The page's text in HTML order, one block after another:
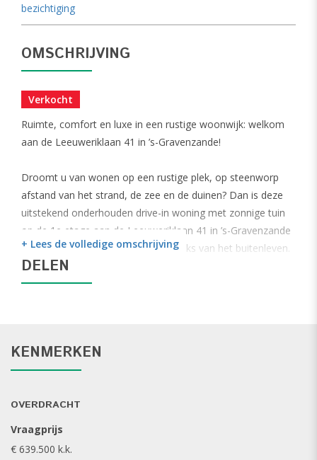
bezichtiging
OMSCHRIJVING
Verkocht
Ruimte, comfort en luxe in een rustige woonwijk: welkom
aan de Leeuweriklaan 41 in ’s-Gravenzande!
Droomt u van wonen op een rustige plek, op steenworp
afstand van het strand, de zee en de duinen? Dan is deze
uitstekend onderhouden drive-in woning met zonnige tuin
op de 1e etage aan de Leeuweriklaan 41 in ’s-Gravenzande
een buitenkans! Hier geniet u dagelijks van het buitenleven.
Op zoek naar een ruime en energiezuinige woning met
volop mogelijkheden én een zonnige tuin? Dan is deze
Gravenzande, biedt deze woning u het beste van twee
werelden: rust en levendigheid binnen handbereik.
Parkeren en opbergruimte? Meer dan voldoende!
Onder de woning bevindt zich een royale garage van maar
liefst 10.60 meter lang, voorzien van een elektrische
+ Lees de volledige omschrijving
DELEN
KENMERKEN
OVERDRACHT
Vraagprijs
€ 639.500 k.k.